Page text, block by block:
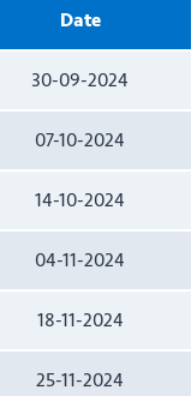
Date
30-09-2024
07-10-2024
14-10-2024
04-11-2024
18-11-2024
25-11-2024